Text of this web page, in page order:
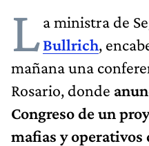
La ministra de
Bullrich,
mañana una
Rosario, donde
Congreso de un
mafias y operativos